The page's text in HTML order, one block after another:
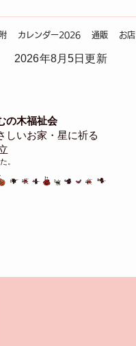
カレンダー2026 通販 お店
2026年8月5日更新
の木福祉会
しいお家・星に祈る
。